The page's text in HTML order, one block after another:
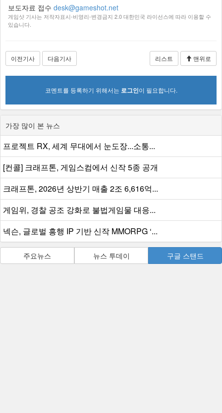
보도자료 접수 desk@gameshot.net
게임샷 기사는 저작자표시-비영리-변경금지 2.0 대한민국 라이선스에 따라 이용할 수
있습니다.
이전기사 다음기사 리스트 맨위로
코멘트를 등록하기 위해서는 로그인이 필요합니다.
가장 많이 본 뉴스
프로젝트 RX, 세계 무대에서 눈도장...소통...
[컨콜] 크래프톤, 게임스컴에서 신작 5종 공개
크래프톤, 2026년 상반기 매출 2조 6,616억...
게임위, 경찰 공조 강화로 불법게임물 대응...
넥슨, 글로벌 흥행 IP 기반 신작 MMORPG ‘...
주요뉴스 뉴스 투데이 구글 스탠드